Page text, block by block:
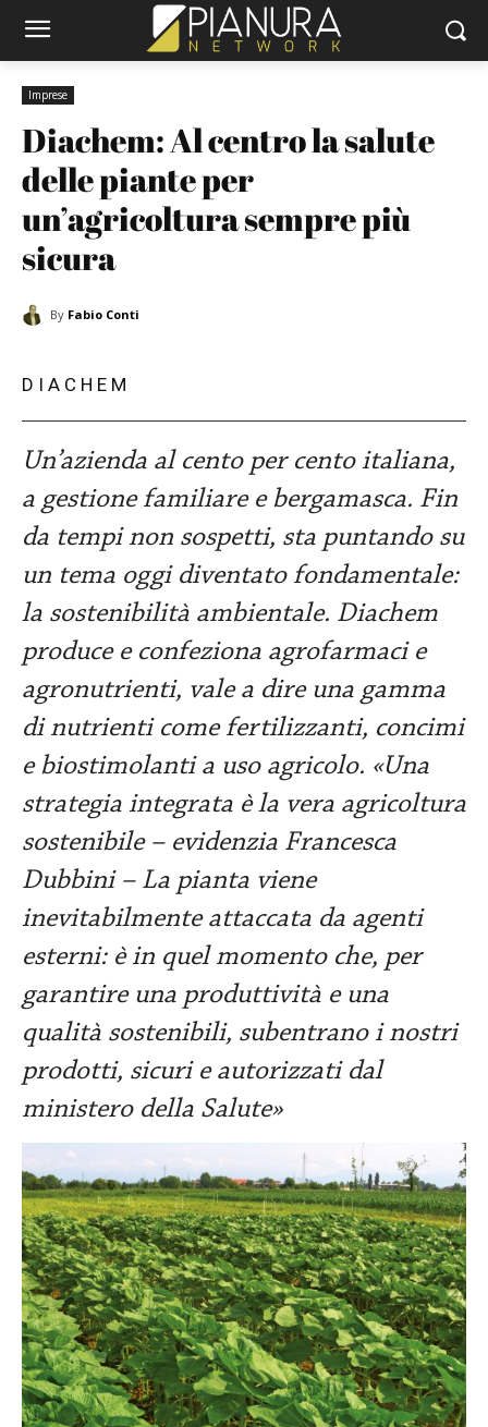
Imprese
Diachem: Al centro la salute
delle piante per
un’agricoltura sempre più
sicura
By Fabio Conti
DIACHEM
Un’azienda al cento per cento italiana,
a gestione familiare e bergamasca. Fin
da tempi non sospetti, sta puntando su
un tema oggi diventato fondamentale:
la sostenibilità ambientale. Diachem
produce e confeziona agrofarmaci e
agronutrienti, vale a dire una gamma
di nutrienti come fertilizzanti, concimi
e biostimolanti a uso agricolo. «Una
strategia integrata è la vera agricoltura
sostenibile – evidenzia Francesca
Dubbini – La pianta viene
inevitabilmente attaccata da agenti
esterni: è in quel momento che, per
garantire una produttività e una
qualità sostenibili, subentrano i nostri
prodotti, sicuri e autorizzati dal
ministero della Salute»